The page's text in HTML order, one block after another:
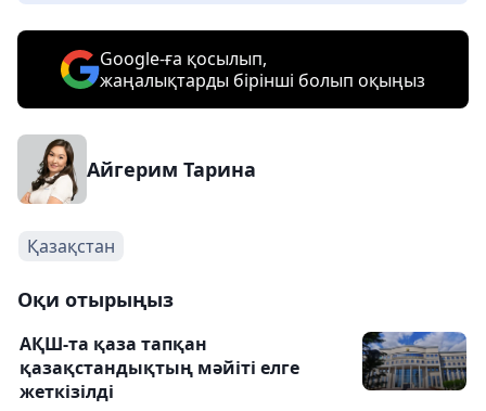
Google-ға қосылып,
жаңалықтарды бірінші болып оқыңыз
Айгерим Тарина
Қазақстан
Оқи отырыңыз
АҚШ-та қаза тапқан
қазақстандықтың мәйіті елге
жеткізілді